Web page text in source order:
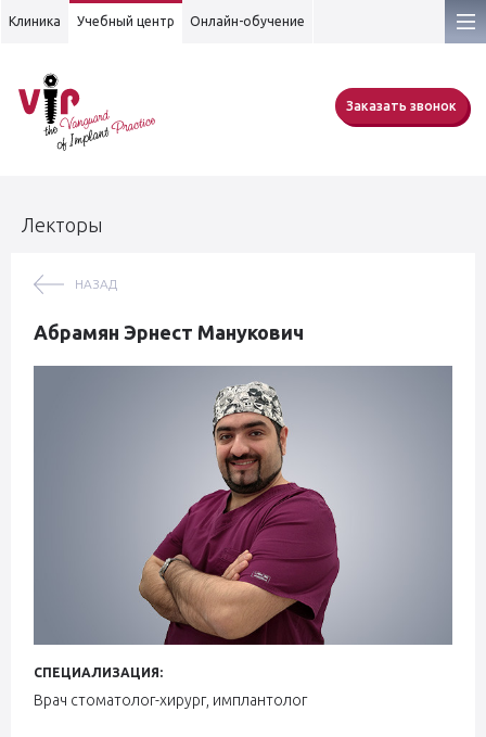
Клиника Учебный центр Онлайн-обучение
Заказать звонок
Лекторы
НАЗАД
Абрамян Эрнест Манукович
СПЕЦИАЛИЗАЦИЯ:
Врач стоматолог-хирург, имплантолог